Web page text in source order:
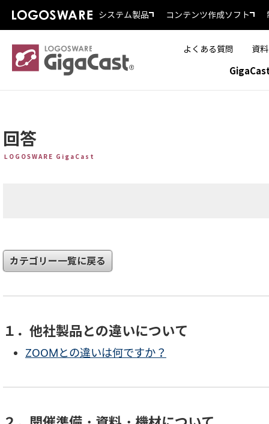
システム製品 コンテンツ作成ソフト
よくある質問 資
回答
LOGOSWARE GigaCast
カテゴリー一覧に戻る
１．他社製品との違いについて
ZOOMとの違いは何ですか？